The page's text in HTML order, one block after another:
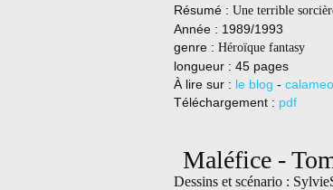
Résumé : Une terrible
Année : 1989/1993
genre : Héroïque fantasy
longueur : 45 pages
À lire sur : le blog - calameo
Téléchargement : pdf
Maléfice -
Dessins et scénario :